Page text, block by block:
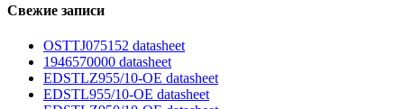
Свежие записи
OSTTJ075152 datasheet
1946570000 datasheet
EDSTLZ955/10-OE datasheet
EDSTL955/10-OE datasheet